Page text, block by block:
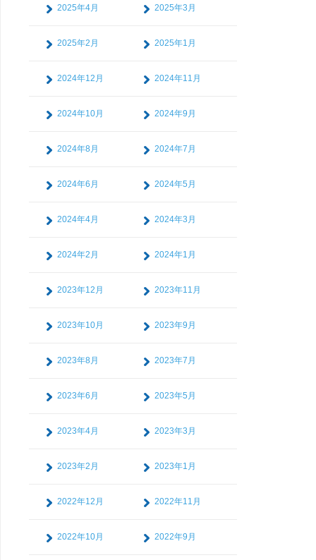
2025年4月 2025年3月
2025年2月 2025年1月
2024年12月 2024年11月
2024年10月 2024年9月
2024年8月 2024年7月
2024年6月 2024年5月
2024年4月 2024年3月
2024年2月 2024年1月
2023年12月 2023年11月
2023年10月 2023年9月
2023年8月 2023年7月
2023年6月 2023年5月
2023年4月 2023年3月
2023年2月 2023年1月
2022年12月 2022年11月
2022年10月 2022年9月